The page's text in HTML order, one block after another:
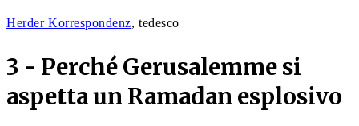
Herder Korrespondenz, tedesco
3 - Perché Gerusalemme si
aspetta un Ramadan esplosivo